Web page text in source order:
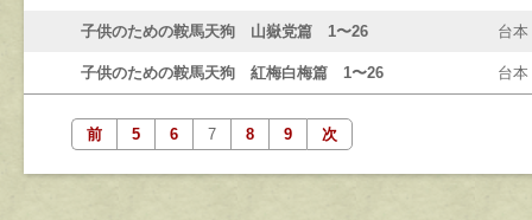
子供のための鞍馬天狗 山嶽党篇 1〜26 台本
子供のための鞍馬天狗 紅梅白梅篇 1〜26 台本
前 5 6 7 8 9 次